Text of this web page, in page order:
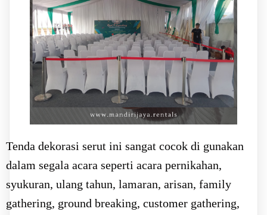
Tenda dekorasi serut ini sangat cocok di gunakan
dalam segala acara seperti acara pernikahan,
syukuran, ulang tahun, lamaran, arisan, family
gathering, ground breaking, customer gathering,